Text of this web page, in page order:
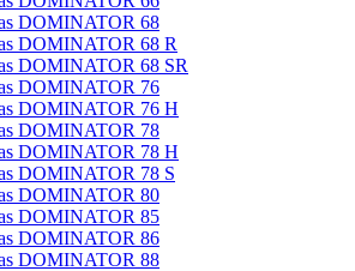
DOMINATOR 68
DOMINATOR 68 R
DOMINATOR 68 SR
DOMINATOR 76
DOMINATOR 76 H
DOMINATOR 78
DOMINATOR 78 H
DOMINATOR 78 S
DOMINATOR 80
DOMINATOR 85
DOMINATOR 86
DOMINATOR 88